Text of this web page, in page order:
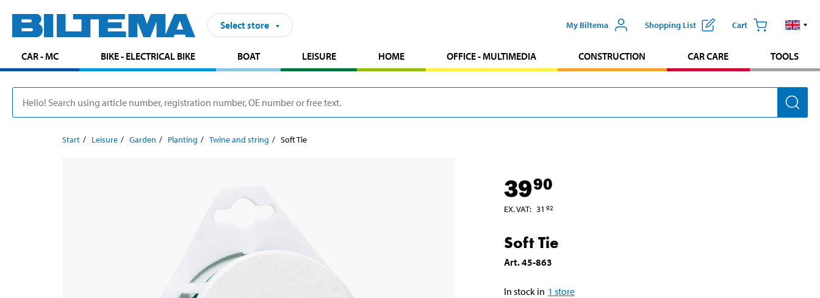
Select store My Biltema Shopping List Cart
CAR - MC BIKE - ELECTRICAL BIKE BOAT LEISURE HOME OFFICE - MULTIMEDIA CONSTRUCTION CAR CARE TOOLS
Start Leisure Garden Planting Twine and string Soft Tie
3990
EX. VAT: 31 92
Soft Tie
Art.45-863
In stock in 1 store